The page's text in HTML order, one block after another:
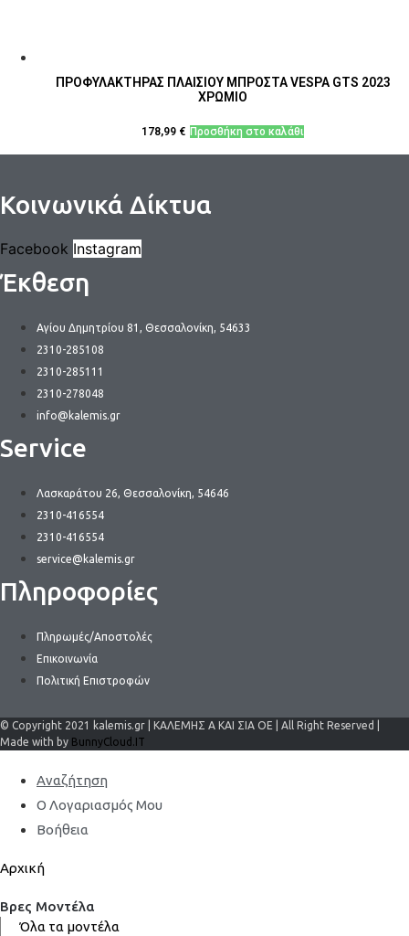
ΠΡΟΦΥΛΑΚΤΗΡΑΣ ΠΛΑΙΣΙΟΥ ΜΠΡΟΣΤΑ VESPA GTS 2023
ΧΡΩΜΙΟ
178,99 € Προσθήκη στο καλάθι
Κοινωνικά Δίκτυα
Facebook Instagram
Έκθεση
Αγίου Δημητρίου 81, Θεσσαλονίκη, 54633
2310-285108
2310-285111
2310-278048
info@kalemis.gr
Service
Λασκαράτου 26, Θεσσαλονίκη, 54646
2310-416554
2310-416554
service@kalemis.gr
Πληροφορίες
Πληρωμές/Αποστολές
Επικοινωνία
Πολιτική Επιστροφών
© Copyright 2021 kalemis.gr | ΚΑΛΕΜΗΣ Α ΚΑΙ ΣΙΑ ΟΕ | All Right Reserved |
Made with by BunnyCloud.IT
Αναζήτηση
Ο Λογαριασμός Μου
Βοήθεια
Αρχική
Βρες Μοντέλα
Όλα τα μοντέλα